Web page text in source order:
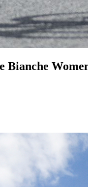
Bianche